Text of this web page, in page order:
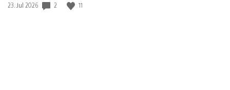
Veröffentlichungsdatum:
23. Jul 2026 2 11